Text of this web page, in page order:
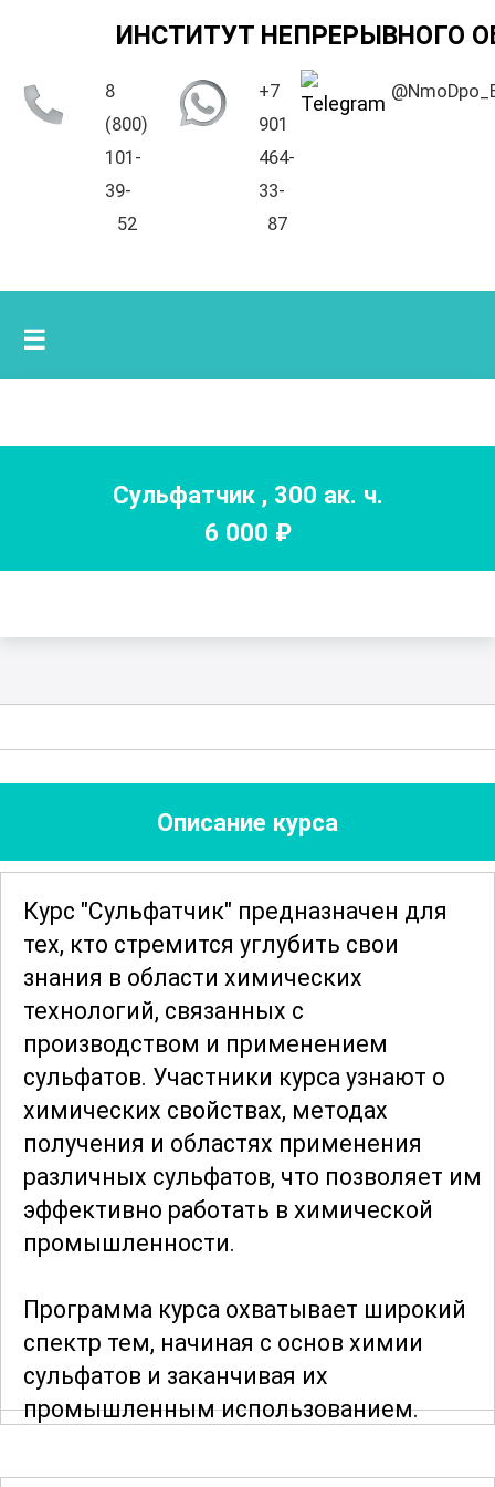
ИНСТИТУТ НЕПРЕРЫВНОГО
8
(800)
101-
39-
52
+7
901
464-
33-
87
☰
Сульфатчик , 300 ак. ч.
6 000 ₽
Описание курса
Курс "Сульфатчик" предназначен для
тех, кто стремится углубить свои
знания в области химических
технологий, связанных с
производством и применением
сульфатов. Участники курса узнают о
химических свойствах, методах
получения и областях применения
различных сульфатов, что позволяет им
эффективно работать в химической
промышленности.
Программа курса охватывает широкий
спектр тем, начиная с основ химии
сульфатов и заканчивая их
промышленным использованием.
экологическим аспектам производства